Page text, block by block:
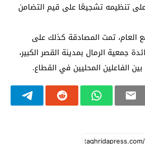
تنظيمه تشجيعًا على قيم التضامن
العام، تمت المصادقة كذلك على
جمعية الرمال بمدينة القصر الكبير،
الفاعلين المحليين في القطاع.